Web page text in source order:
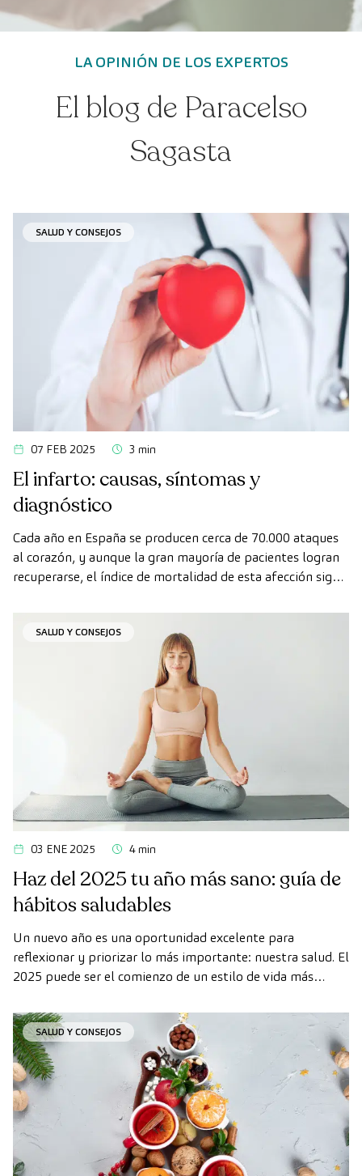
LA OPINIÓN DE LOS EXPERTOS
El blog de Paracelso
Sagasta
SALUD Y CONSEJOS
07 FEB 2025 3 min
El infarto: causas, síntomas y
diagnóstico
Cada año en España se producen cerca de 70.000 ataques
al corazón, y aunque la gran mayoría de pacientes logran
recuperarse, el índice de mortalidad de esta afección sigue
SALUD Y CONSEJOS
03 ENE 2025 4 min
Haz del 2025 tu año más sano: guía de
hábitos saludables
Un nuevo año es una oportunidad excelente para
reflexionar y priorizar lo más importante: nuestra salud. El
2025 puede ser el comienzo de un estilo de vida más
diarios sumen grandes beneficios para tu bienestar físico y
mental.SALUD Y CONSEJOS